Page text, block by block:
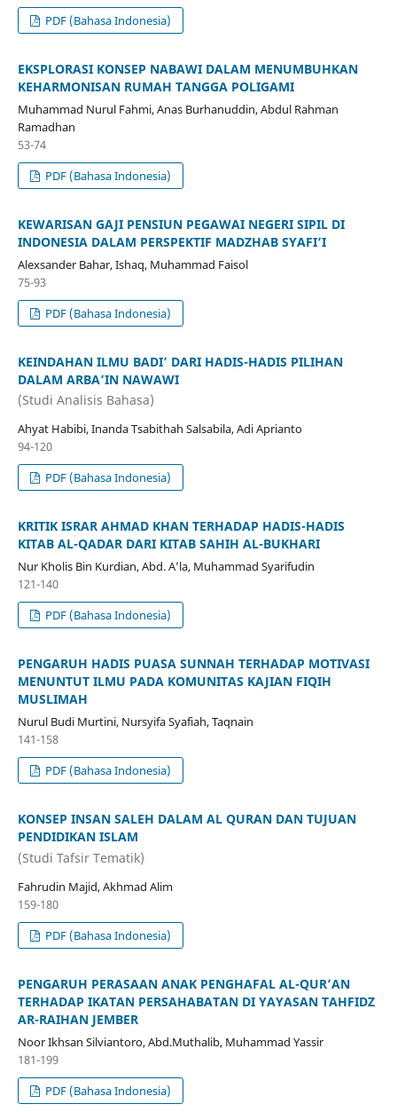
PDF (Bahasa Indonesia)
EKSPLORASI KONSEP NABAWI DALAM MENUMBUHKAN
KEHARMONISAN RUMAH TANGGA POLIGAMI
Muhammad Nurul Fahmi, Anas Burhanuddin, Abdul Rahman
Ramadhan
53-74
PDF (Bahasa Indonesia)
KEWARISAN GAJI PENSIUN PEGAWAI NEGERI SIPIL DI
INDONESIA DALAM PERSPEKTIF MADZHAB SYAFI’I
Alexsander Bahar, Ishaq, Muhammad Faisol
75-93
PDF (Bahasa Indonesia)
KEINDAHAN ILMU BADI’ DARI HADIS-HADIS PILIHAN
DALAM ARBA’IN NAWAWI
(Studi Analisis Bahasa)
Ahyat Habibi, Inanda Tsabithah Salsabila, Adi Aprianto
94-120
PDF (Bahasa Indonesia)
KRITIK ISRAR AHMAD KHAN TERHADAP HADIS-HADIS
KITAB AL-QADAR DARI KITAB SAHIH AL-BUKHARI
Nur Kholis Bin Kurdian, Abd. A’la, Muhammad Syarifudin
121-140
PDF (Bahasa Indonesia)
PENGARUH HADIS PUASA SUNNAH TERHADAP MOTIVASI
MENUNTUT ILMU PADA KOMUNITAS KAJIAN FIQIH
MUSLIMAH
Nurul Budi Murtini, Nursyifa Syafiah, Taqnain
141-158
PDF (Bahasa Indonesia)
KONSEP INSAN SALEH DALAM AL QURAN DAN TUJUAN
PENDIDIKAN ISLAM
(Studi Tafsir Tematik)
Fahrudin Majid, Akhmad Alim
159-180
PDF (Bahasa Indonesia)
PENGARUH PERASAAN ANAK PENGHAFAL AL-QUR’AN
TERHADAP IKATAN PERSAHABATAN DI YAYASAN TAHFIDZ
AR-RAIHAN JEMBER
Noor Ikhsan Silviantoro, Abd.Muthalib, Muhammad Yassir
181-199
PDF (Bahasa Indonesia)